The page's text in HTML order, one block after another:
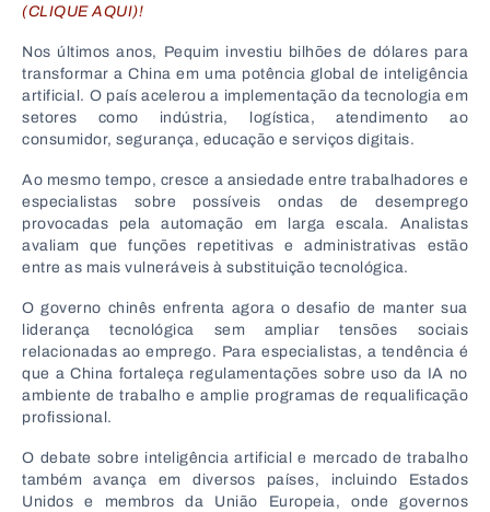
(CLIQUE AQUI)!
Nos últimos anos, Pequim investiu bilhões de dólares para
transformar a China em uma potência global de inteligência
artificial. O país acelerou a implementação da tecnologia em
setores como indústria, logística, atendimento ao
consumidor, segurança, educação e serviços digitais.
Ao mesmo tempo, cresce a ansiedade entre trabalhadores e
especialistas sobre possíveis ondas de desemprego
provocadas pela automação em larga escala. Analistas
avaliam que funções repetitivas e administrativas estão
entre as mais vulneráveis à substituição tecnológica.
O governo chinês enfrenta agora o desafio de manter sua
liderança tecnológica sem ampliar tensões sociais
relacionadas ao emprego. Para especialistas, a tendência é
que a China fortaleça regulamentações sobre uso da IA no
ambiente de trabalho e amplie programas de requalificação
profissional.
O debate sobre inteligência artificial e mercado de trabalho
também avança em diversos países, incluindo Estados
Unidos e membros da União Europeia, onde governos